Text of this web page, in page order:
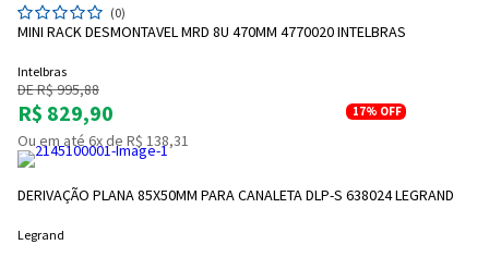
(0)
MINI RACK DESMONTAVEL MRD 8U 470MM 4770020 INTELBRAS
Intelbras
DE R$ 995,88
R$ 829,90 17% OFF
Ou em até 6x de R$ 138,31
DERIVAÇÃO PLANA 85X50MM PARA CANALETA DLP-S 638024 LEGRAND
Legrand